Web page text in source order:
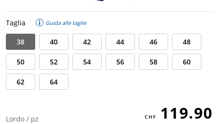
Taglia Guida alle taglie
38 40 42 44 46 48
50 52 54 56 58 60
62 64
Lordo / pz 119.90